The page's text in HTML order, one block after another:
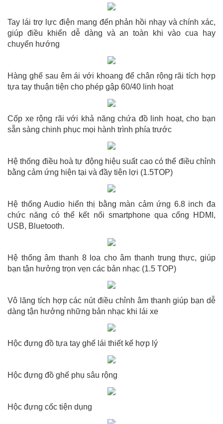
Tay lái trợ lực điện mang đến phản hồi nhạy và chính xác,
giúp điều khiển dễ dàng và an toàn khi vào cua hay
chuyển hướng
Hàng ghế sau êm ái với khoang để chân rộng rãi tích hợp
tựa tay thuận tiện cho phép gập 60/40 linh hoạt
Cốp xe rộng rãi với khả năng chứa đồ linh hoạt, cho bạn
sẵn sàng chinh phục mọi hành trình phía trước
Hệ thống điều hoà tự động hiệu suất cao có thể điều chỉnh
bằng cảm ứng hiện tại và đầy tiện lợi (1.5TOP)
Hệ thống Audio hiển thị bằng màn cảm ứng 6.8 inch đa
chức năng có thể kết nối smartphone qua cổng HDMI,
USB, Bluetooth.
Hệ thống âm thanh 8 loa cho âm thanh trung thực, giúp
bạn tận hưởng trọn vẹn các bản nhạc (1.5 TOP)
Vô lăng tích hợp các nút điều chỉnh âm thanh giúp bạn dễ
dàng tận hưởng những bản nhạc khi lái xe
Hộc đựng đồ tựa tay ghế lái thiết kế hợp lý
Hộc đựng đồ ghế phụ sâu rộng
Hộc đựng cốc tiện dụng